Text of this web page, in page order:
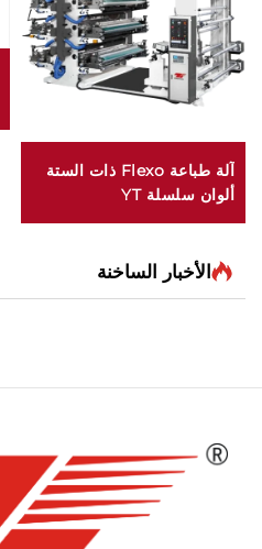
آلة طباعة Flexo ذات الستة
ألوان سلسلة YT
الأخبار الساخنة